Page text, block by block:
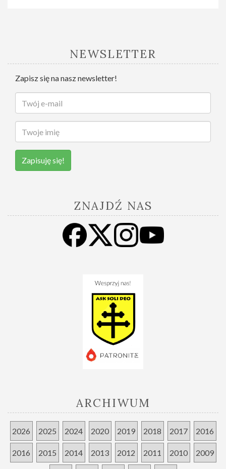
NEWSLETTER
Zapisz się na nasz newsletter!
Zapisuję się!
ZNAJDŹ NAS
ARCHIWUM
2026 2025 2024 2020 2019 2018 2017 2016
2016 2015 2014 2013 2012 2011 2010 2009